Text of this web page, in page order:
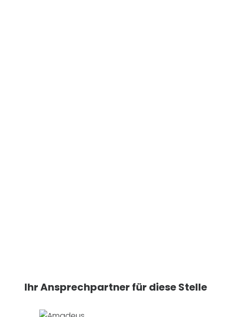
Ihr Ansprechpartner für diese Stelle